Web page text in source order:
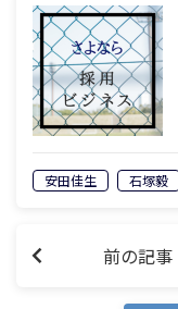
安田佳生 石塚毅
前の記事